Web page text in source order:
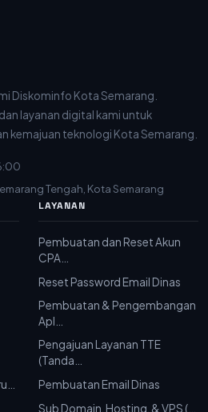
Diskominfo Kota Semarang.
layanan digital kami untuk
kemajuan teknologi Kota Semarang.
Tengah, Kota Semarang
LAYANAN
Pembuatan dan Reset Akun
CPA…
Reset Password Email Dinas
Pembuatan & Pengembangan
Apl…
Pengajuan Layanan TTE
(Tanda…
Pembuatan Email Dinas
Sub Domain, Hosting, & VPS (…